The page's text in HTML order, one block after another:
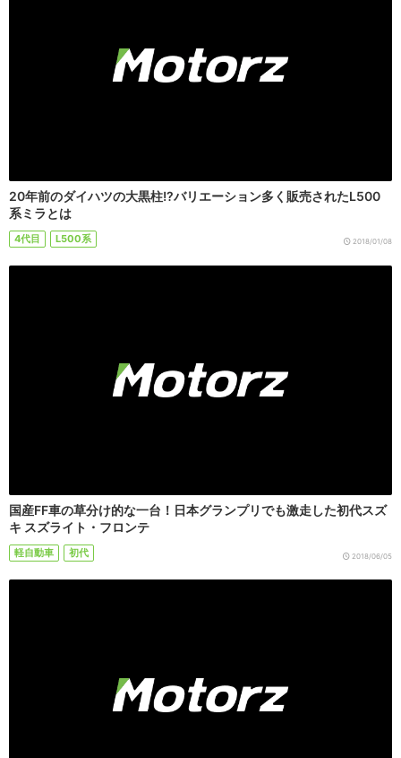
20年前のダイハツの大黒柱!?バリエーション多く販売されたL500
系ミラとは
4代目 L500系 2018/01/08
国産FF車の草分け的な一台！日本グランプリでも激走した初代スズ
キ スズライト・フロンテ
軽自動車 初代 2018/06/05